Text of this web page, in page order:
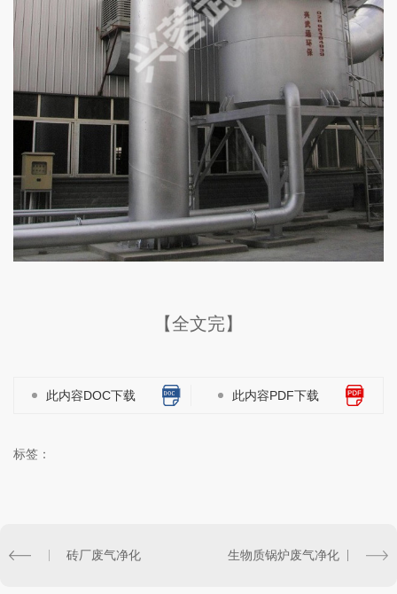
【全文完】
此内容DOC下载 此内容PDF下载
标签：
砖厂废气净化 生物质锅炉废气净化